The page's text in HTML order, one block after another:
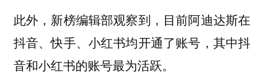
此外，新榜编辑部观察到，目前阿迪达斯在
抖音、快手、小红书均开通了账号，其中抖
音和小红书的账号最为活跃。